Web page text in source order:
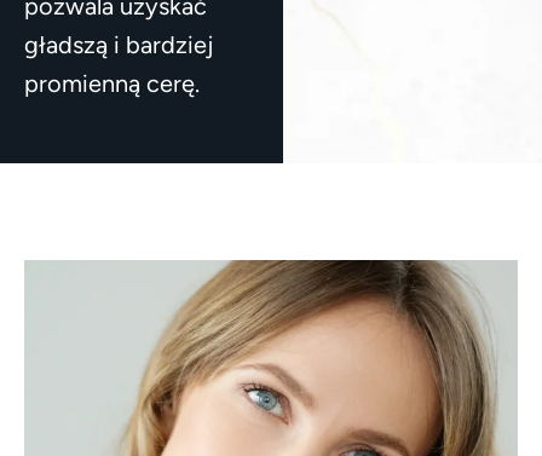
pozwala uzyskać
gładszą i bardziej
promienną cerę.